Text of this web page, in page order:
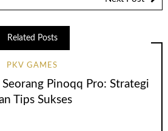
Related Posts
PKV GAMES
Pinoqq Pro: Strategi
Tips Sukses